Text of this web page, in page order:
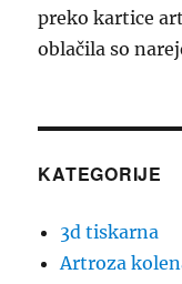
preko kartice
oblačila so
KATEGORIJE
3d tiskarna
Artroza